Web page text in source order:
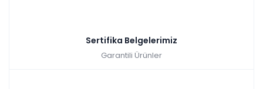
Sertifika Belgelerimiz
Garantili Ürünler